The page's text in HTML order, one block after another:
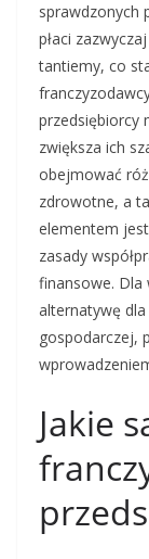
sprawdzonych
płaci
tantiemy, co
przedsiębiorcy
zwiększa ich
obejmować
zdrowotne, a
elementem
zasady
finansowe. Dla
alternatywę dla
gospodarczej,
Jakie